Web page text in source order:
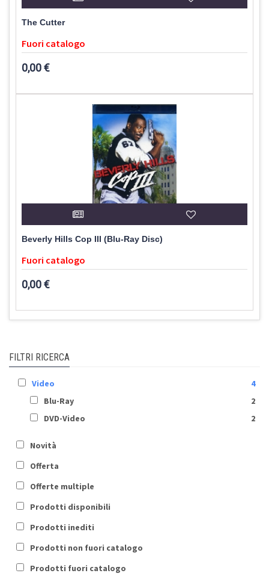
The Cutter
Fuori catalogo
0,00 €
Beverly Hills Cop III (Blu-Ray Disc)
Fuori catalogo
0,00 €
FILTRI RICERCA
Video
4
Blu-Ray
2
DVD-Video
2
Novità
Offerta
Offerte multiple
Prodotti disponibili
Prodotti inediti
Prodotti non fuori catalogo
Prodotti fuori catalogo